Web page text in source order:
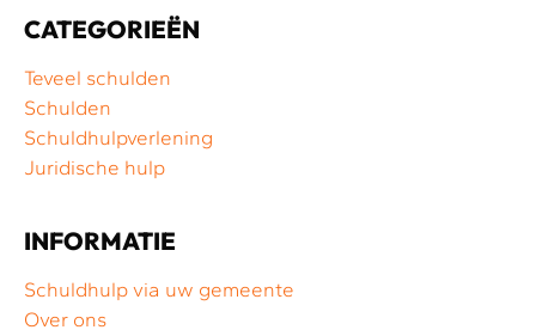
CATEGORIEËN
Teveel schulden
Schulden
Schuldhulpverlening
Juridische hulp
INFORMATIE
Schuldhulp via uw gemeente
Over ons